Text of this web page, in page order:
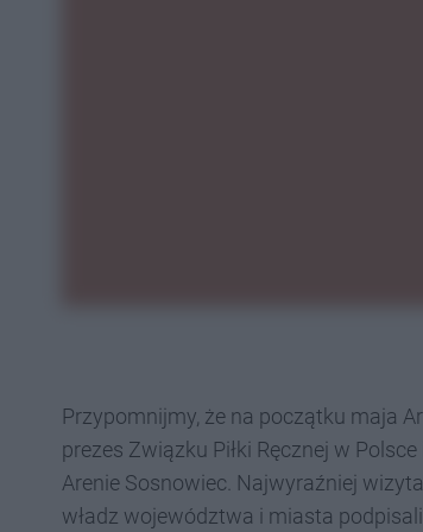
Przypomnijmy, że na początku maja
prezes Związku Piłki Ręcznej w
Arenie Sosnowiec. Najwyraźniej
władz województwa i miasta